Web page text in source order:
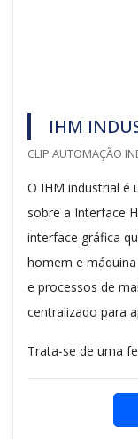
IHM
CLIP AUTOMAÇÃO
O IHM industrial é
sobre a Interface
interface gráfica
homem e
e processos de
centralizado para
Trata-se de uma